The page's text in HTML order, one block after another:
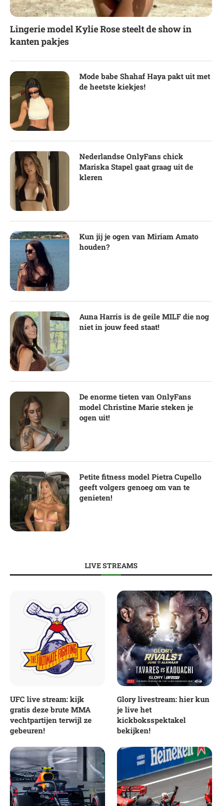
Lingerie model Kylie Rose steelt de show in
kanten pakjes
Mode babe Shahaf Haya pakt uit met
de heetste kiekjes!
Nederlandse OnlyFans chick
Mariska Stapel gaat graag uit de
kleren
Kun jij je ogen van Miriam Amato
houden?
Auna Harris is de geile MILF die nog
niet in jouw feed staat!
De enorme tieten van OnlyFans
model Christine Marie steken je
ogen uit!
Petite fitness model Pietra Cupello
geeft volgers genoeg om van te
genieten!
LIVE STREAMS
UFC live stream: kijk
gratis deze brute MMA
vechtpartijen terwijl ze
gebeuren!
Glory livestream: hier kun
je live het
kickboksspektakel
bekijken!